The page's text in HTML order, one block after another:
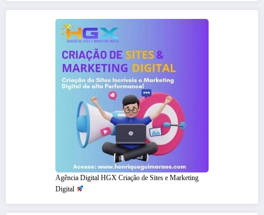
Agência Digital HGX Criação de Sites e Marketing
Digital